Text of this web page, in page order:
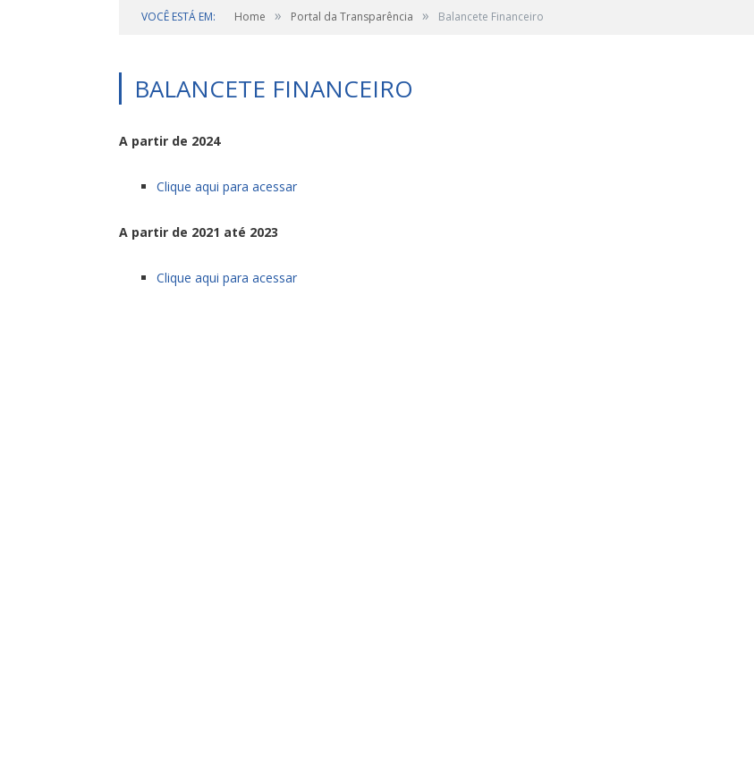
VOCÊ ESTÁ EM: Home » Portal da Transparência » Balancete Financeiro
BALANCETE FINANCEIRO
A partir de 2024
Clique aqui para acessar
A partir de 2021 até 2023
Clique aqui para acessar